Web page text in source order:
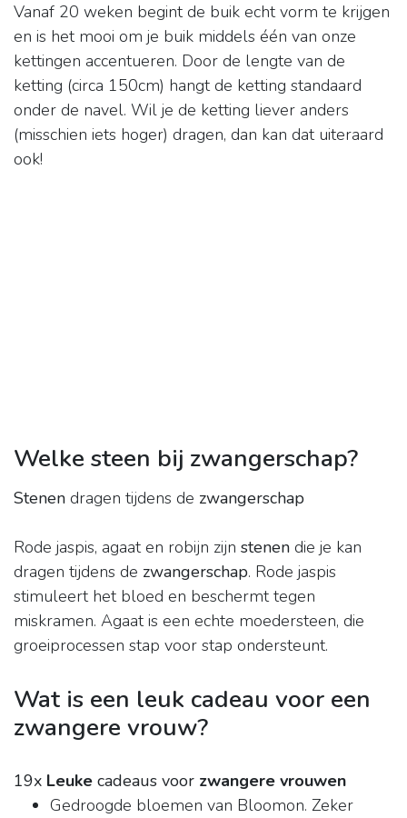
Vanaf 20 weken begint de buik echt vorm te krijgen
en is het mooi om je buik middels één van onze
kettingen accentueren. Door de lengte van de
ketting (circa 150cm) hangt de ketting standaard
onder de navel. Wil je de ketting liever anders
(misschien iets hoger) dragen, dan kan dat uiteraard
ook!
Welke steen bij zwangerschap?
Stenen dragen tijdens de zwangerschap
Rode jaspis, agaat en robijn zijn stenen die je kan
dragen tijdens de zwangerschap. Rode jaspis
stimuleert het bloed en beschermt tegen
miskramen. Agaat is een echte moedersteen, die
groeiprocessen stap voor stap ondersteunt.
Wat is een leuk cadeau voor een
zwangere vrouw?
19x Leuke cadeaus voor zwangere vrouwen
Gedroogde bloemen van Bloomon. Zeker